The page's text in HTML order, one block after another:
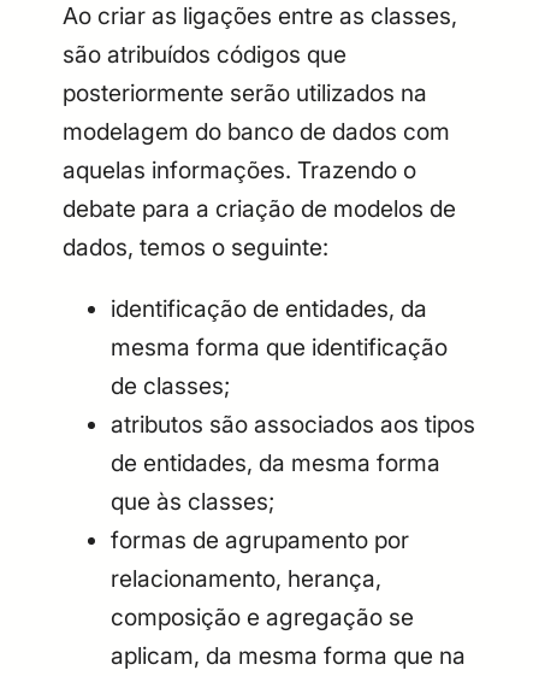
Ao criar as ligações entre as classes,
são atribuídos códigos que
posteriormente serão utilizados na
modelagem do banco de dados com
aquelas informações. Trazendo o
debate para a criação de modelos de
dados, temos o seguinte:
identificação de entidades, da
mesma forma que identificação
de classes;
atributos são associados aos tipos
de entidades, da mesma forma
que às classes;
formas de agrupamento por
relacionamento, herança,
composição e agregação se
aplicam, da mesma forma que na